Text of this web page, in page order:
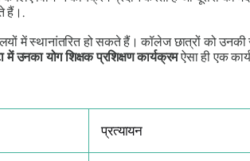
हैं।.
में स्थानांतरित हो सकते हैं। कॉलेज छात्रों को
में उनका योग शिक्षक प्रशिक्षण कार्यक्रमऐसा ही एक
प्रत्यायन